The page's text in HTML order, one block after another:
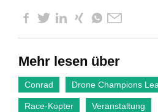
Mehr lesen über
Conrad Drone Champions
Race-Kopter Veranstaltung